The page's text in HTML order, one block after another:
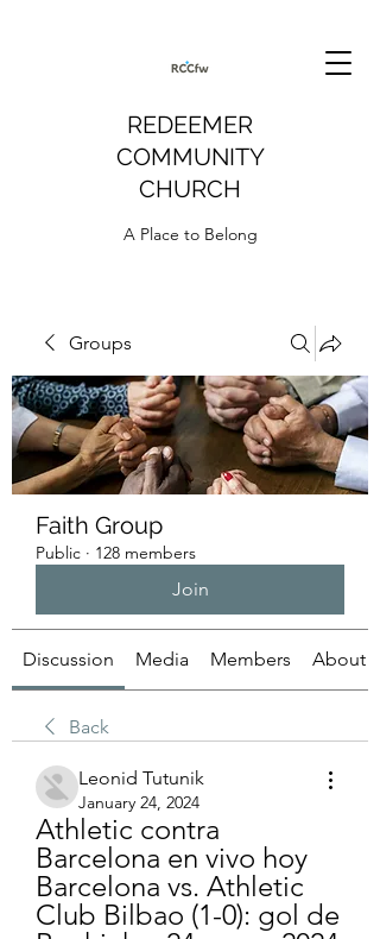
REDEEMER
COMMUNITY
CHURCH
A Place to Belong
Groups
Faith Group
Public · 128 members
Join
Discussion Media Members About
Back
Leonid Tutunik
January 24, 2024
Athletic contra
Barcelona en vivo hoy
Barcelona vs. Athletic
Club Bilbao (1-0): gol de